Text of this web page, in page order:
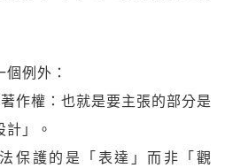
例外：
作權：也就是要主張的部分是
」。
保護的是「表達」而非「觀